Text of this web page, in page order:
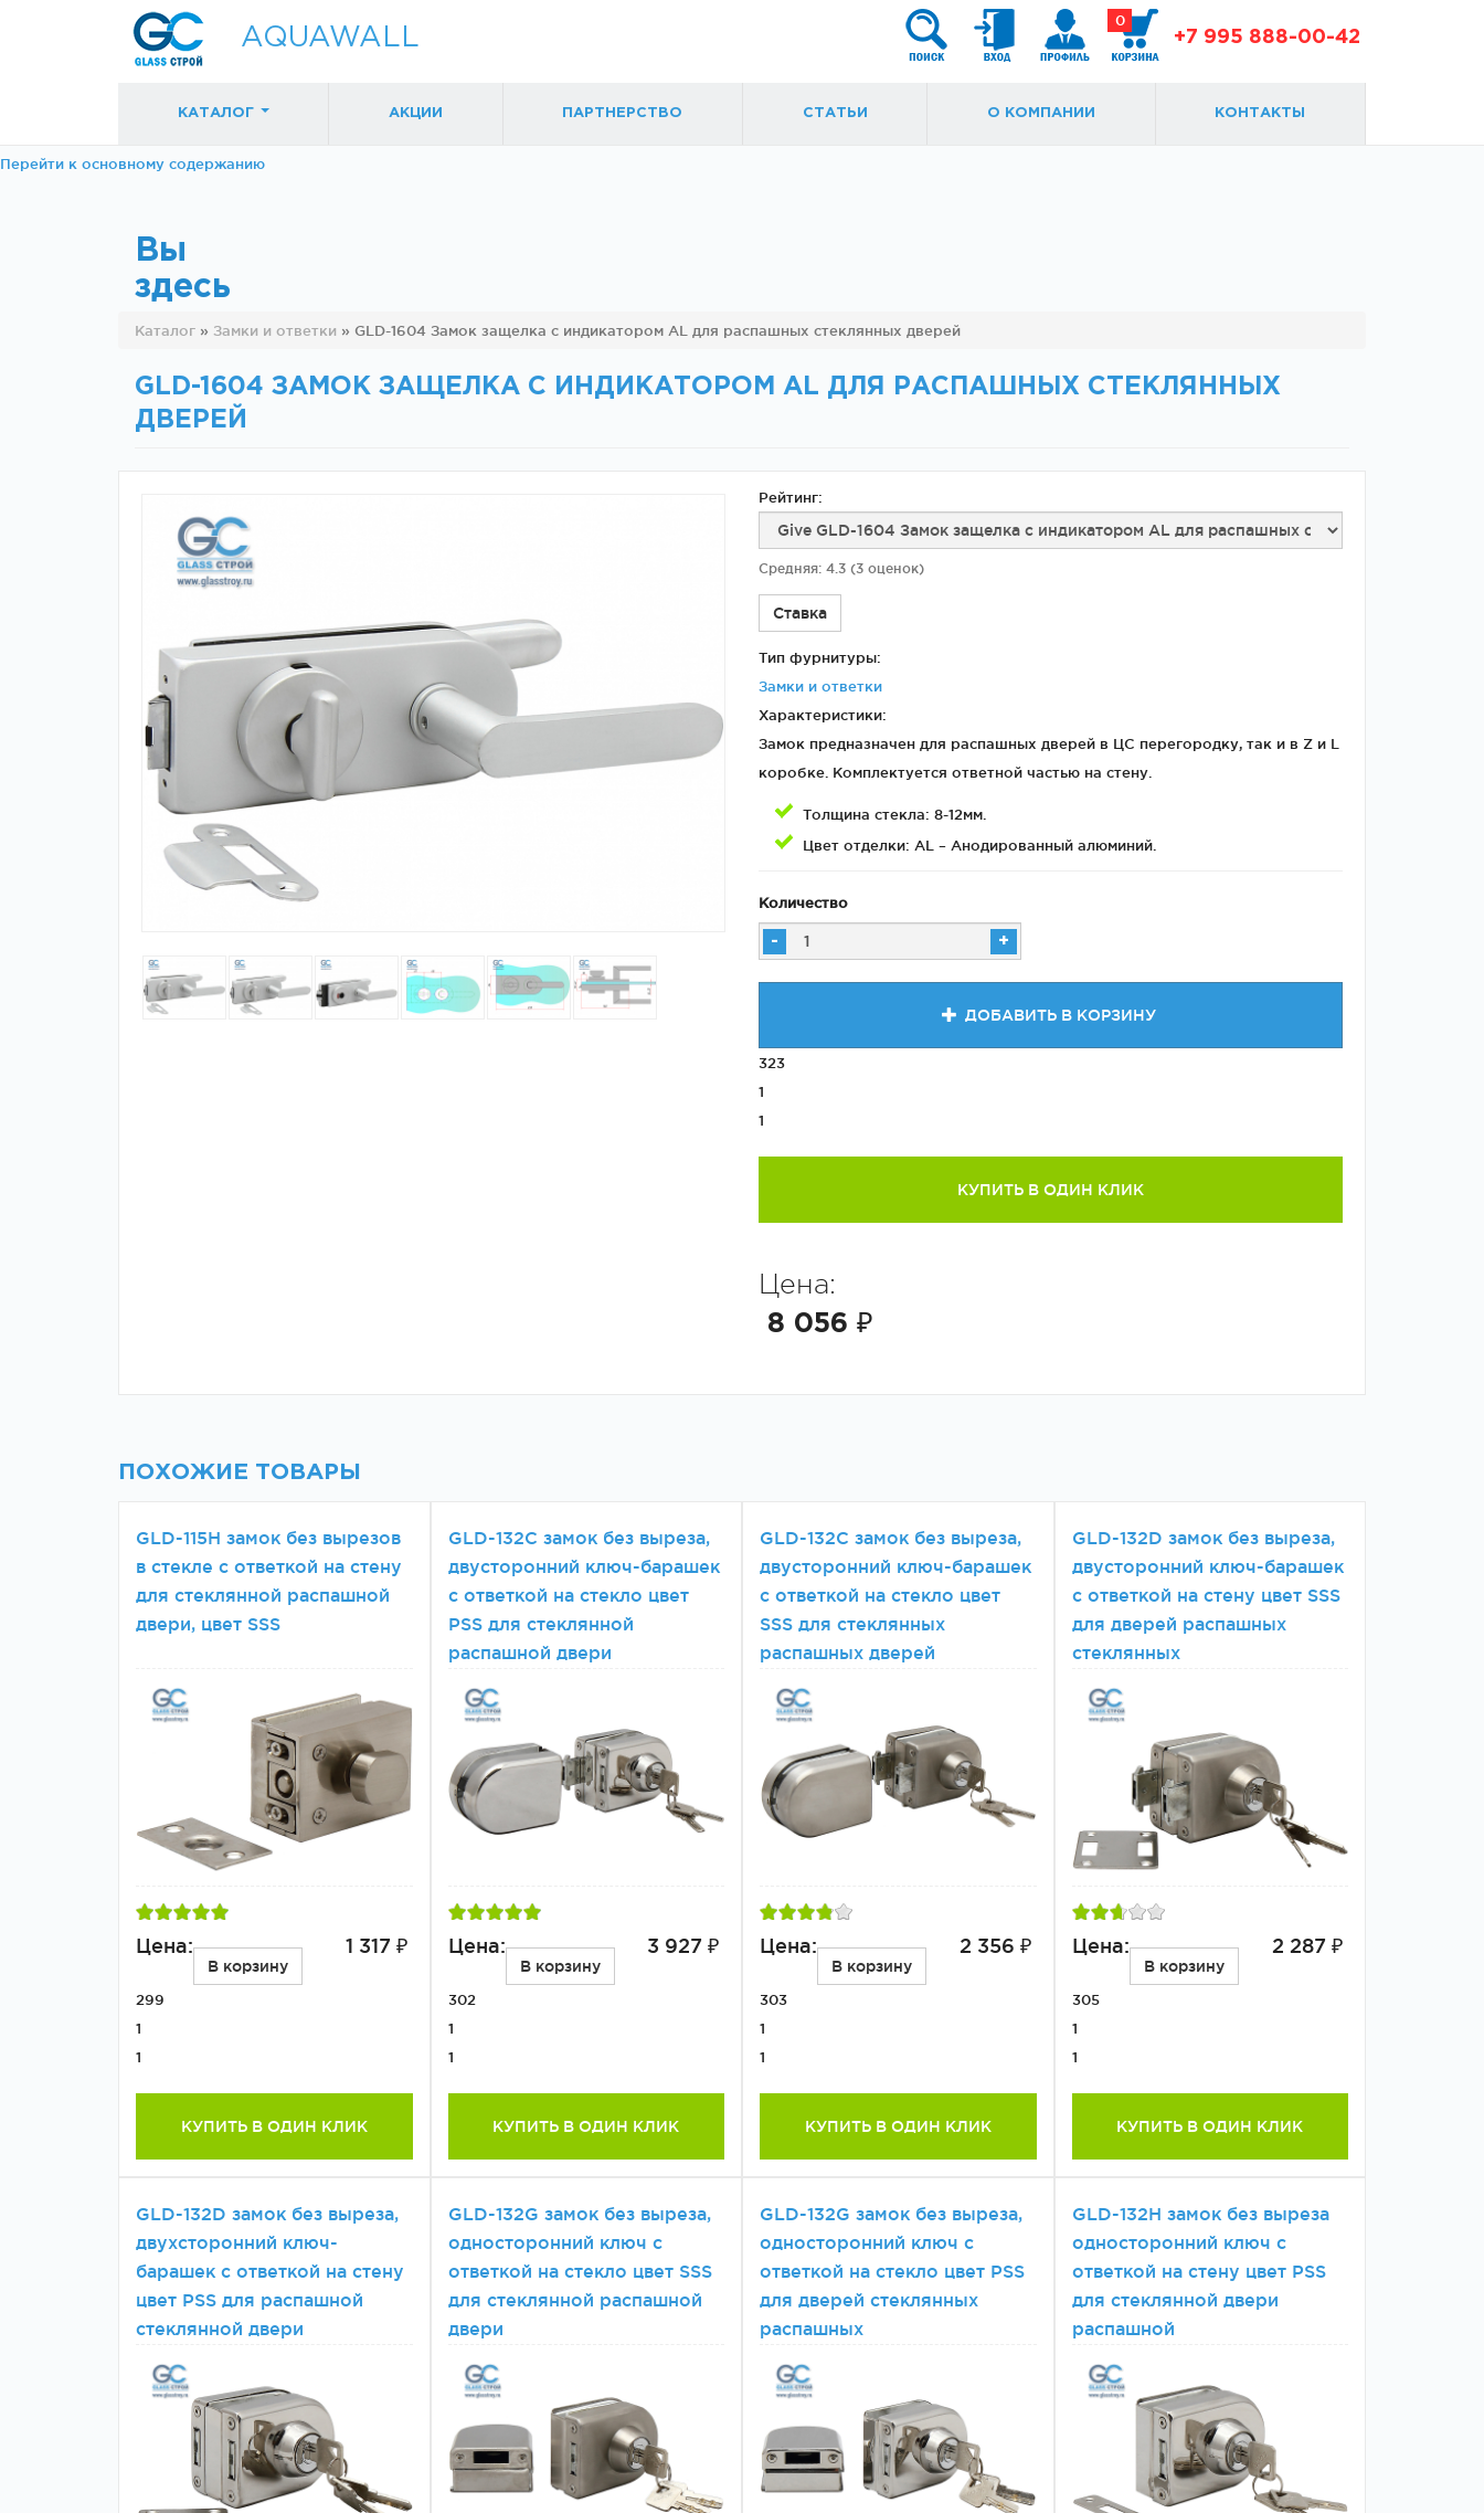
Перейти к основному содержанию
AQUAWALL +7 995 888-00-42
0
КАТАЛОГ
раздвижных
механизмы)
раздвижных
механизмы)
маятниковых
Зажимные
Фурнитура для
душевых
ограждений
АКЦИИ ПАРТНЕРСТВО СТАТЬИ О КОМПАНИИ КОНТАКТЫ
Вы
здесь
Каталог » Замки и ответки » GLD-1604 Замок защелка с индикатором AL для распашных стеклянных дверей
GLD-1604 ЗАМОК ЗАЩЕЛКА С ИНДИКАТОРОМ AL ДЛЯ РАСПАШНЫХ СТЕКЛЯННЫХ
ДВЕРЕЙ
Рейтинг:
Средняя: 4.3 (3 оценок)
Ставка
Тип фурнитуры:
Замки и ответки
Характеристики:
Замок предназначен для распашных дверей в ЦС перегородку, так и в Z и L
коробке. Комплектуется ответной частью на стену.
Толщина стекла: 8-12мм.
Цвет отделки: AL – Анодированный алюминий.
Количество
- +
ДОБАВИТЬ В КОРЗИНУ
323
1
1
КУПИТЬ В ОДИН КЛИК
Цена:
8 056 ₽
ПОХОЖИЕ ТОВАРЫ
GLD-115H замок без вырезов
в стекле с ответкой на стену
для стеклянной распашной
двери, цвет SSS
Цена: 1 317 ₽
В корзину
299
1
1
КУПИТЬ В ОДИН КЛИК
GLD-132C замок без выреза,
двусторонний ключ-барашек
с ответкой на стекло цвет
PSS для стеклянной
распашной двери
Цена: 3 927 ₽
В корзину
302
1
1
КУПИТЬ В ОДИН КЛИК
GLD-132C замок без выреза,
двусторонний ключ-барашек
с ответкой на стекло цвет
SSS для стеклянных
распашных дверей
Цена: 2 356 ₽
В корзину
303
1
1
КУПИТЬ В ОДИН КЛИК
GLD-132D замок без выреза,
двусторонний ключ-барашек
с ответкой на стену цвет SSS
для дверей распашных
стеклянных
Цена: 2 287 ₽
В корзину
305
1
1
КУПИТЬ В ОДИН КЛИК
GLD-132D замок без выреза,
двухсторонний ключ-
барашек с ответкой на стену
цвет PSS для распашной
стеклянной двери
GLD-132G замок без выреза,
односторонний ключ с
ответкой на стекло цвет SSS
для стеклянной распашной
двери
GLD-132G замок без выреза,
односторонний ключ с
ответкой на стекло цвет РSS
для дверей стеклянных
распашных
GLD-132H замок без выреза
односторонний ключ с
ответкой на стену цвет PSS
для стеклянной двери
распашной